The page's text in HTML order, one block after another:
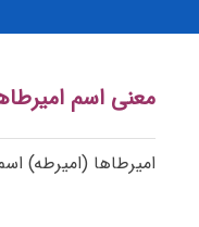
معنی اسم
امیرطاها (امیرطه)